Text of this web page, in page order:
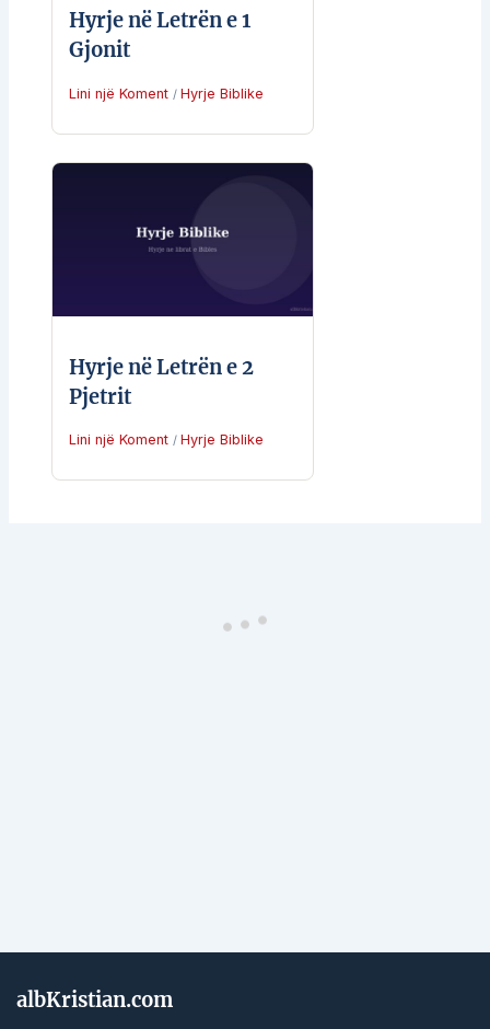
Hyrje në Letrën e 1
Gjonit
Lini një Koment / Hyrje Biblike
Hyrje në Letrën e 2
Pjetrit
Lini një Koment / Hyrje Biblike
albKristian.com